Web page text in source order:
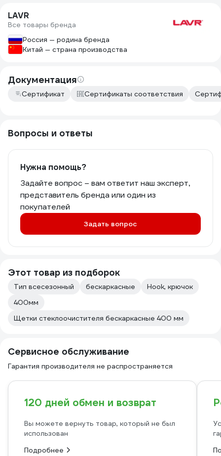
LAVR
Все товары бренда
Россия — родина бренда
Китай — страна производства
Документация
Сертификат Сертификаты соответствия
Вопросы и ответы
Нужна помощь?
Задайте вопрос – вам ответит наш эксперт,
представитель бренда или один из
покупателей
Задать вопрос
Этот товар из подборок
Тип всесезонный бескаркасные
Hook, крючок
400мм
Щетки стеклоочистителя бескаркасные 400 мм
Сервисное обслуживание
Гарантия производителя не распространяется
120 дней обмен и возврат
Вы можете вернуть товар, который не был
использован
Подробнее